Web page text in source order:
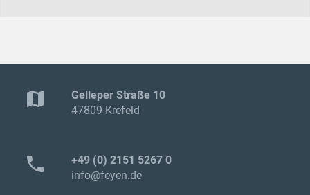
map
Gelleper Straße 10
47809 Krefeld
phone
+49 (0) 2151 5267 0
info@feyen.de